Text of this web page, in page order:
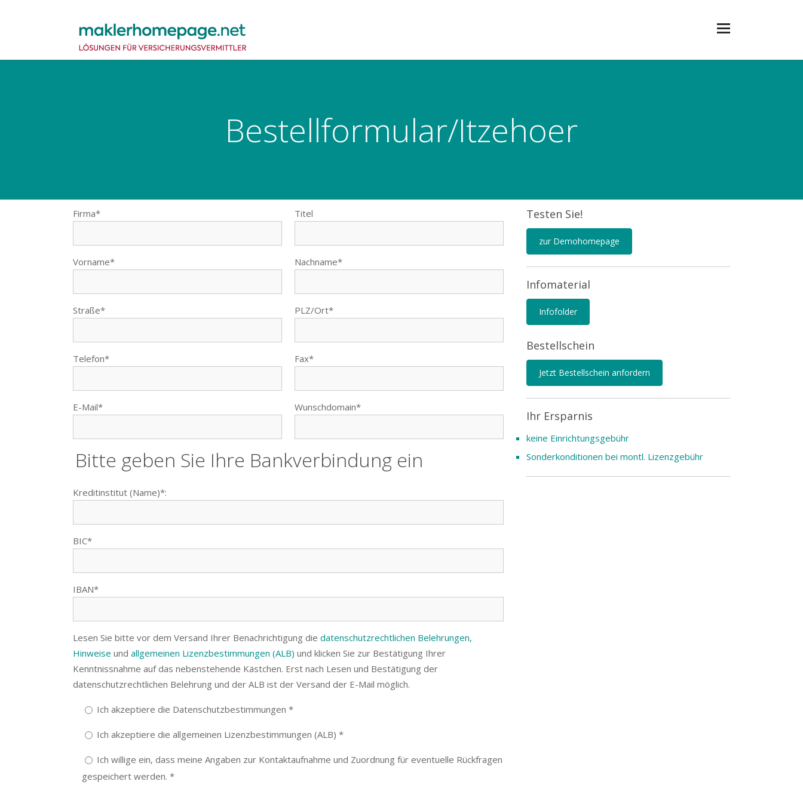
Bestellformular/Itzehoer
Firma*
Vorname*
Straße*
Telefon*
E-Mail*
Titel
Nachname*
PLZ/Ort*
Fax*
Wunschdomain*
Bitte geben Sie Ihre Bankverbindung ein
Kreditinstitut (Name)*:
BIC*
IBAN*
Lesen Sie bitte vor dem Versand Ihrer Benachrichtigung die datenschutzrechtlichen Belehrungen,
Hinweise und allgemeinen Lizenzbestimmungen (ALB) und klicken Sie zur Bestätigung Ihrer
Kenntnissnahme auf das nebenstehende Kästchen. Erst nach Lesen und Bestätigung der
datenschutzrechtlichen Belehrung und der ALB ist der Versand der E-Mail möglich.
Ich akzeptiere die Datenschutzbestimmungen *
Ich akzeptiere die allgemeinen Lizenzbestimmungen (ALB) *
Ich willige ein, dass meine Angaben zur Kontaktaufnahme und Zuordnung für eventuelle Rückfragen
gespeichert werden. *
Testen Sie!
zur Demohomepage
Infomaterial
Infofolder
Bestellschein
Jetzt Bestellschein anfordern
Ihr Ersparnis
keine Einrichtungsgebühr
Sonderkonditionen bei montl. Lizenzgebühr